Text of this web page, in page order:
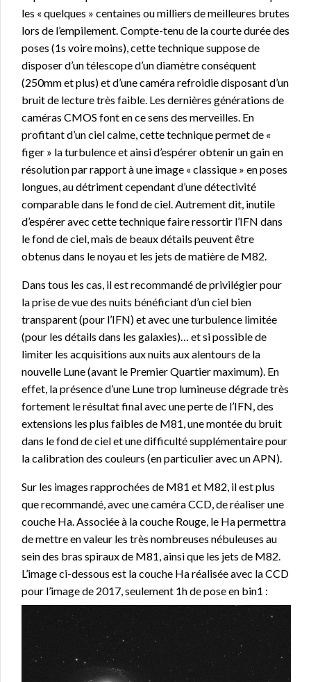
les « quelques » centaines ou milliers de meilleures brutes
lors de l’empilement. Compte-tenu de la courte durée des
poses (1s voire moins), cette technique suppose de
disposer d’un télescope d’un diamètre conséquent
(250mm et plus) et d’une caméra refroidie disposant d’un
bruit de lecture très faible. Les dernières générations de
caméras CMOS font en ce sens des merveilles. En
profitant d’un ciel calme, cette technique permet de «
figer » la turbulence et ainsi d’espérer obtenir un gain en
résolution par rapport à une image « classique » en poses
longues, au détriment cependant d’une détectivité
comparable dans le fond de ciel. Autrement dit, inutile
d’espérer avec cette technique faire ressortir l’IFN dans
le fond de ciel, mais de beaux détails peuvent être
obtenus dans le noyau et les jets de matière de M82.
Dans tous les cas, il est recommandé de privilégier pour
la prise de vue des nuits bénéficiant d’un ciel bien
transparent (pour l’IFN) et avec une turbulence limitée
(pour les détails dans les galaxies)… et si possible de
limiter les acquisitions aux nuits aux alentours de la
nouvelle Lune (avant le Premier Quartier maximum). En
effet, la présence d’une Lune trop lumineuse dégrade très
fortement le résultat final avec une perte de l’IFN, des
extensions les plus faibles de M81, une montée du bruit
dans le fond de ciel et une difficulté supplémentaire pour
la calibration des couleurs (en particulier avec un APN).
Sur les images rapprochées de M81 et M82, il est plus
que recommandé, avec une caméra CCD, de réaliser une
couche Ha. Associée à la couche Rouge, le Ha permettra
de mettre en valeur les très nombreuses nébuleuses au
sein des bras spiraux de M81, ainsi que les jets de M82.
L’image ci-dessous est la couche Ha réalisée avec la CCD
pour l’image de 2017, seulement 1h de pose en bin1 :